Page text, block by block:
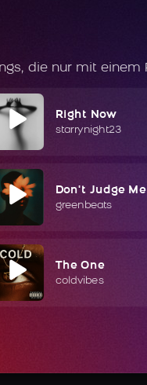
die nur mit
Right Now
starrynight23
Don't Judge Me
greenbeats
The One
coldvibes